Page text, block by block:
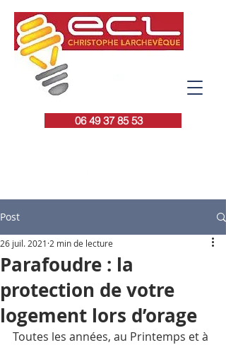
06 49 37 85 53
Post
Parafoudre : la
protection de votre
logement lors d’orage
26 juil. 2021 2 min de lecture
Toutes les années, au Printemps et à